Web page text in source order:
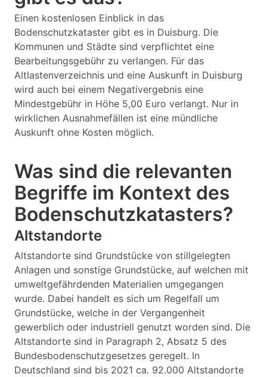
Einen kostenlosen Einblick in das
Bodenschutzkataster gibt es in Duisburg. Die
Kommunen und Städte sind verpflichtet eine
Bearbeitungsgebühr zu verlangen. Für das
Altlastenverzeichnis und eine Auskunft in Duisburg
wird auch bei einem Negativergebnis eine
Mindestgebühr in Höhe 5,00 Euro verlangt. Nur in
wirklichen Ausnahmefällen ist eine mündliche
Auskunft ohne Kosten möglich.
Was sind die relevanten
Begriffe im Kontext des
Bodenschutzkatasters?
Altstandorte
Altstandorte sind Grundstücke von stillgelegten
Anlagen und sonstige Grundstücke, auf welchen mit
umweltgefährdenden Materialien umgegangen
wurde. Dabei handelt es sich um Regelfall um
Grundstücke, welche in der Vergangenheit
gewerblich oder industriell genutzt worden sind. Die
Altstandorte sind in Paragraph 2, Absatz 5 des
Bundesbodenschutzgesetzes geregelt. In
Deutschland sind bis 2021 ca. 92.000 Altstandorte